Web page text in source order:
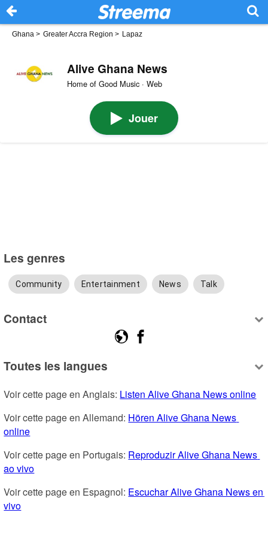
Ghana > Greater Accra Region > Lapaz
Alive Ghana News
Home of Good Music · Web
Jouer
Les genres
Community Entertainment News Talk
Contact
Toutes les langues
Voir cette page en Anglais: Listen Alive Ghana News online
Voir cette page en Allemand: Hören Alive Ghana News
online
Voir cette page en Portugais: Reproduzir Alive Ghana News
ao vivo
Voir cette page en Espagnol: Escuchar Alive Ghana News en
vivo